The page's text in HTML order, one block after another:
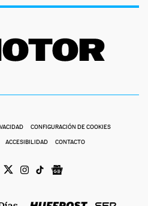
CONFIGURACIÓN DE COOKIES
ACCESIBILIDAD CONTACTO